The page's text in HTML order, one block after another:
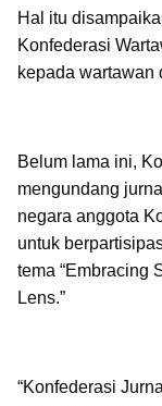
Hal itu
Konfederasi
kepada wartawan
Belum lama ini,
mengundang
negara anggota
untuk
tema “Embracing
Lens.”
“Konfederasi